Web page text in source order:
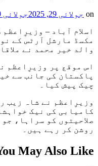
on جولائی 29, 2025
جولائی 29, 2025
اسلام آباد –
مکسڈ مارشل آرٹس کے
والد خیر محمد نے
اس موقع پر وزیرِاعظم
پاکستان کی جانب سے
چیک پیش کیا۔
وزیرِاعظم نے شاہ زیب
کامیابی کی نیک
صلاحیتوں کو سراہا،
روشن کر رہے ہیں۔
May Also Like